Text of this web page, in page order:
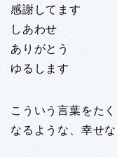
感謝してます
しあわせ
ありがとう
ゆるします
こういう言葉をた
なるような、幸せ